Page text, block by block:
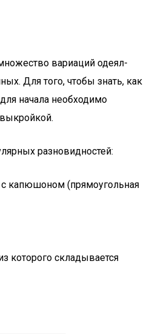
вариаций одеял-
Для того, чтобы знать, как
начала необходимо
разновидностей:
с капюшоном (прямоугольная
которого складывается